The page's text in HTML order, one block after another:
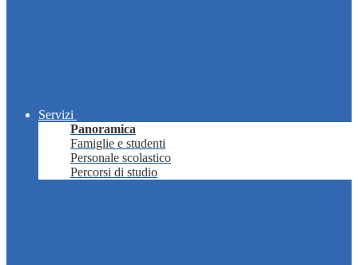
Servizi
Panoramica
Famiglie e studenti
Personale scolastico
Percorsi di studio